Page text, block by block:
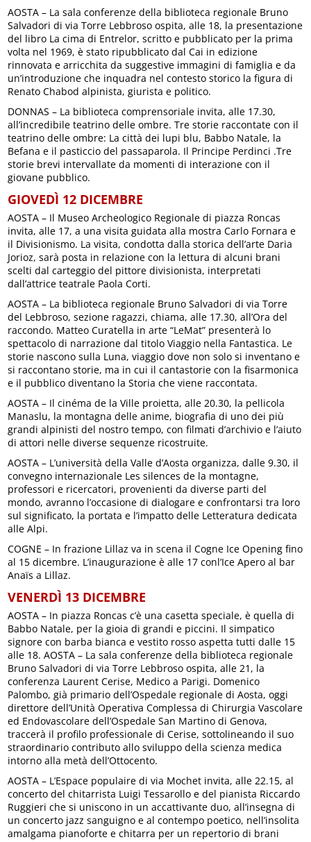
AOSTA – La sala conferenze della biblioteca regionale Bruno
Salvadori di via Torre Lebbroso ospita, alle 18, la presentazione
del libro La cima di Entrelor, scritto e pubblicato per la prima
volta nel 1969, è stato ripubblicato dal Cai in edizione
rinnovata e arricchita da suggestive immagini di famiglia e da
un’introduzione che inquadra nel contesto storico la figura di
Renato Chabod alpinista, giurista e politico.
DONNAS – La biblioteca comprensoriale invita, alle 17.30,
all’incredibile teatrino delle ombre. Tre storie raccontate con il
teatrino delle ombre: La città dei lupi blu, Babbo Natale, la
Befana e il pasticcio del passaparola. Il Principe Perdinci .Tre
storie brevi intervallate da momenti di interazione con il
giovane pubblico.
GIOVEDÌ 12 DICEMBRE
AOSTA – Il Museo Archeologico Regionale di piazza Roncas
invita, alle 17, a una visita guidata alla mostra Carlo Fornara e
il Divisionismo. La visita, condotta dalla storica dell’arte Daria
Jorioz, sarà posta in relazione con la lettura di alcuni brani
scelti dal carteggio del pittore divisionista, interpretati
dall’attrice teatrale Paola Corti.
AOSTA – La biblioteca regionale Bruno Salvadori di via Torre
del Lebbroso, sezione ragazzi, chiama, alle 17.30, all’Ora del
raccondo. Matteo Curatella in arte “LeMat” presenterà lo
spettacolo di narrazione dal titolo Viaggio nella Fantastica. Le
storie nascono sulla Luna, viaggio dove non solo si inventano e
si raccontano storie, ma in cui il cantastorie con la fisarmonica
e il pubblico diventano la Storia che viene raccontata.
AOSTA – Il cinéma de la Ville proietta, alle 20.30, la pellicola
Manaslu, la montagna delle anime, biografia di uno dei più
grandi alpinisti del nostro tempo, con filmati d’archivio e l’aiuto
di attori nelle diverse sequenze ricostruite.
AOSTA – L’università della Valle d’Aosta organizza, dalle 9.30, il
convegno internazionale Les silences de la montagne,
professori e ricercatori, provenienti da diverse parti del
mondo, avranno l’occasione di dialogare e confrontarsi tra loro
sul significato, la portata e l’impatto delle Letteratura dedicata
alle Alpi.
COGNE – In frazione Lillaz va in scena il Cogne Ice Opening fino
al 15 dicembre. L’inaugurazione è alle 17 conl’Ice Apero al bar
Anaïs a Lillaz.
VENERDÌ 13 DICEMBRE
AOSTA – In piazza Roncas c’è una casetta speciale, è quella di
Babbo Natale, per la gioia di grandi e piccini. Il simpatico
signore con barba bianca e vestito rosso aspetta tutti dalle 15
alle 18. AOSTA – La sala conferenze della biblioteca regionale
Bruno Salvadori di via Torre Lebbroso ospita, alle 21, la
conferenza Laurent Cerise, Medico a Parigi. Domenico
Palombo, già primario dell’Ospedale regionale di Aosta, oggi
direttore dell’Unità Operativa Complessa di Chirurgia Vascolare
ed Endovascolare dell’Ospedale San Martino di Genova,
traccerà il profilo professionale di Cerise, sottolineando il suo
straordinario contributo allo sviluppo della scienza medica
intorno alla metà dell’Ottocento.
AOSTA – L’Espace populaire di via Mochet invita, alle 22.15, al
concerto del chitarrista Luigi Tessarollo e del pianista Riccardo
Ruggieri che si uniscono in un accattivante duo, all’insegna di
un concerto jazz sanguigno e al contempo poetico, nell’insolita
amalgama pianoforte e chitarra per un repertorio di brani